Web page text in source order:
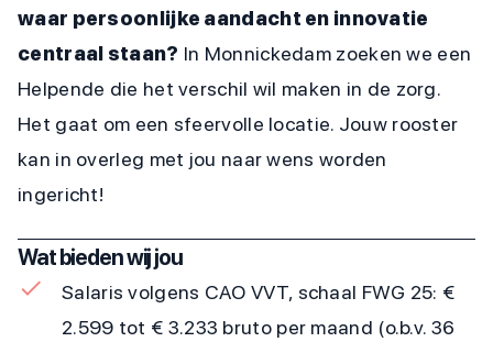
waar persoonlijke aandacht en innovatie
centraal staan? In Monnickedam zoeken we een
Helpende die het verschil wil maken in de zorg.
Het gaat om een sfeervolle locatie. Jouw rooster
kan in overleg met jou naar wens worden
ingericht!
Wat bieden wij jou
Salaris volgens CAO VVT, schaal FWG 25: €
2.599 tot € 3.233 bruto per maand (o.b.v. 36